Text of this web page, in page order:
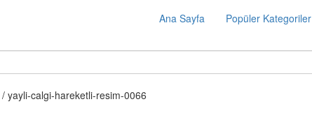
Ana Sayfa Popüler Kategoriler
/ yayli-calgi-hareketli-resim-0066